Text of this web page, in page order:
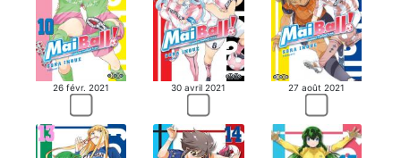
26 févr. 2021 30 avril 2021 27 août 2021